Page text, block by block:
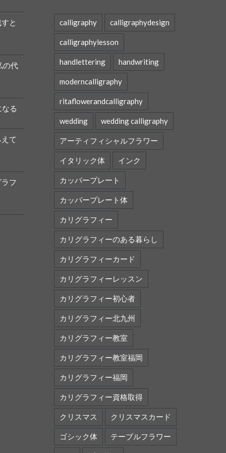
と
の代
る
て
フ
calligraphy calligraphydesign
calligraphylesson
handlettering handwriting
moderncalligraphy
ritaflowerandcalligraphy
wedding wedding calligraphy
アーティフィシャルフラワー
イタリック体 インク
カッパープレート
カッパープレート体
カリグラフィー
カリグラフィーのある暮らし
カリグラフィーカード
カリグラフィーレッスン
カリグラフィー初心者
カリグラフィー北九州
カリグラフィー教室
カリグラフィー教室福岡
カリグラフィー福岡
カリグラフィー資格取得
クリスマス クリスマスカード
ゴシック体 テーブルフラワー